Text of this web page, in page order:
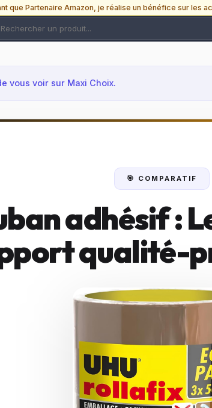
que Partenaire Amazon, je réalise un bénéfice sur les
vous voir sur Maxi Choix.
🎯 COMPARATIF
adhésif :
qualité-